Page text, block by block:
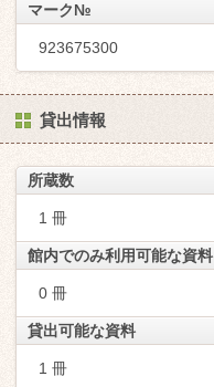
マーク№
923675300
貸出情報
所蔵数
1 冊
館内でのみ利用可能な資料
0 冊
貸出可能な資料
1 冊